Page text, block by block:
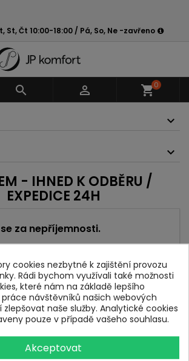
St, Čt 10:00-18:00 / Pá, So, Ne -zavřeno
  shopping_cart0
- IHNED K ODBĚRU /
EXPEDICE 24H
za nepříjemnosti.
cookies nezbytné k zajištění provozu
Rádi bychom využívali také možnosti
které nám na základě lepšího
návštěvníků našich webových
naše služby. Analytické cookies
pouze v případě vašeho souhlasu.
Akceptovat